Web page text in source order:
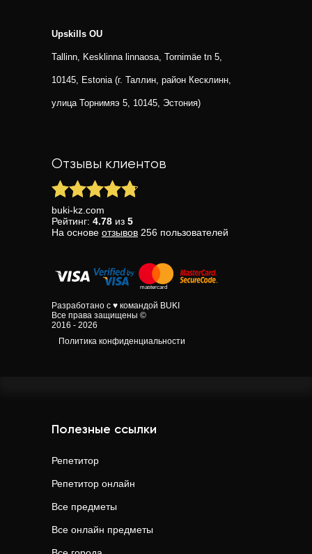
Upskills OU
Tallinn, Kesklinna linnaosa, Tornimäe tn 5,
10145, Estonia (г. Таллин, район Кесклинн,
улица Торнимяэ 5, 10145, Эстония)
Отзывы клиентов
buki-kz.com
Рейтинг: 4.78 из 5
На основе отзывов 256 пользователей
Разработано с ♥ командой BUKI
Все права защищены ©
2016 - 2026
Политика конфиденциальности
Полезные ссылки
Репетитор
Репетитор онлайн
Все предметы
Все онлайн предметы